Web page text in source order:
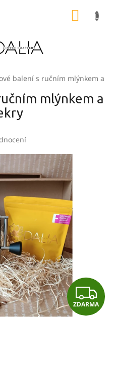
balení s ručním mlýnkem a
mlýnkem a
Z
D
ZDARMA